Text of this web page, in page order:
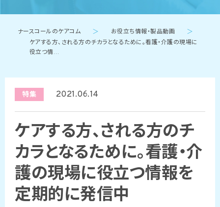
ナースコールのケアコム ＞ お役立ち情報・製品動画 ＞
ケアする方、される方のチカラとなるために。看護・介護の現場に
役立つ情…
特集 2021.06.14
ケアする方、される方のチ
カラとなるために。看護・介
護の現場に役立つ情報を
定期的に発信中